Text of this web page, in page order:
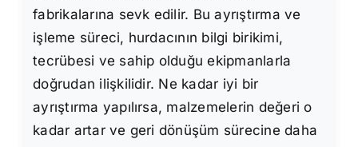
fabrikalarına sevk edilir. Bu ayrıştırma ve
işleme süreci, hurdacının bilgi birikimi,
tecrübesi ve sahip olduğu ekipmanlarla
doğrudan ilişkilidir. Ne kadar iyi bir
ayrıştırma yapılırsa, malzemelerin değeri o
kadar artar ve geri dönüşüm sürecine daha